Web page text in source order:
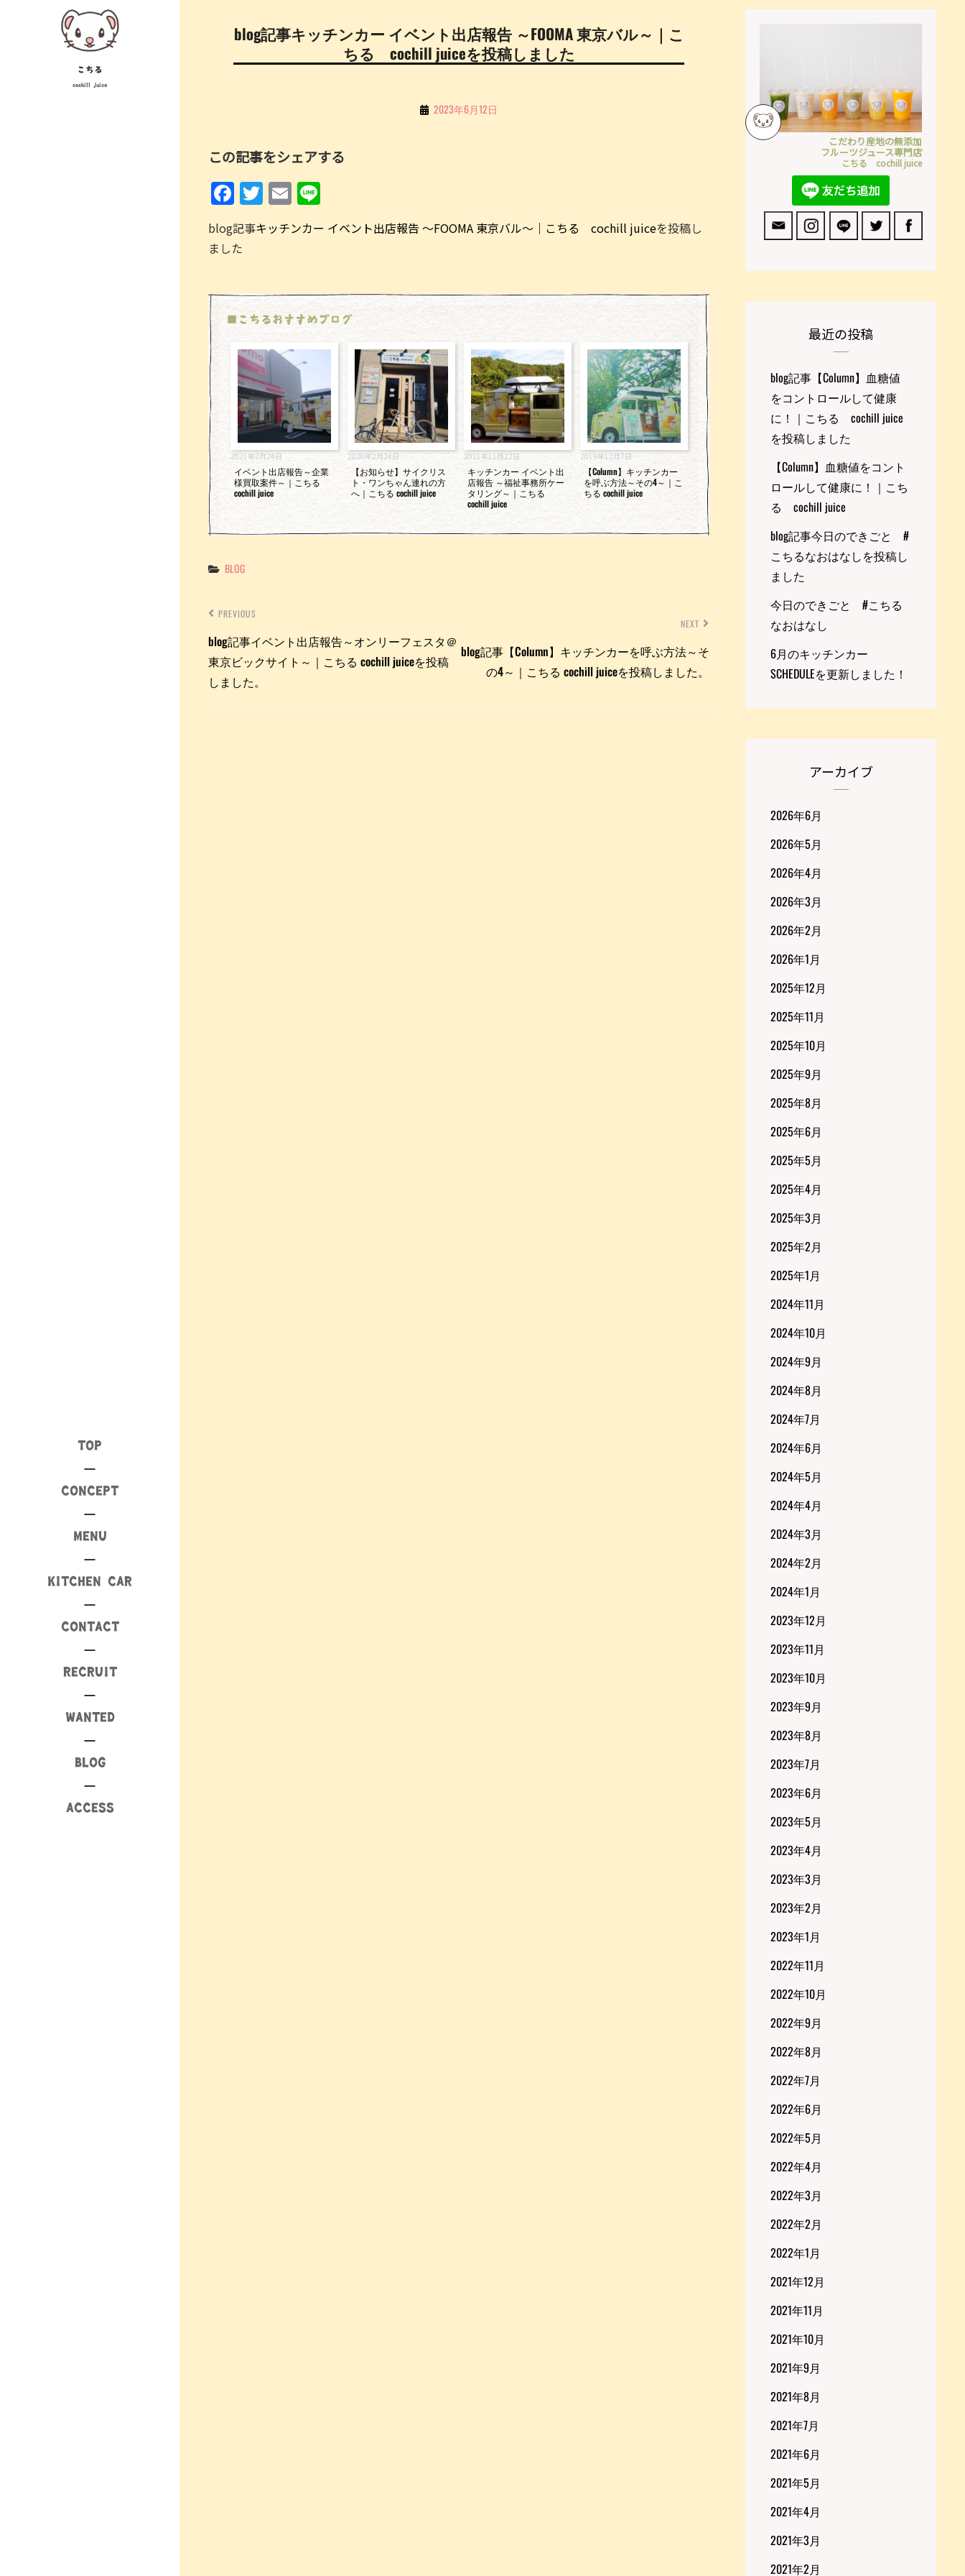
こちる
cochill juice
TOP
CONCEPT
MENU
KITCHEN CAR
CONTACT
RECRUIT
WANTED
BLOG
ACCESS
blog記事キッチンカー イベント出店報告 ～FOOMA 東京バル～｜こ
ちる cochill juiceを投稿しました
By 2023年6月12日
この記事をシェアする
F
a
c
e
b
o
o
k
T
w
itt
E
m
ai e
blog記事キッチンカー イベント出店報告 ～FOOMA 東京バル～｜こちる cochill juiceを投稿し
ました
■こちるおすすめブログ
2021年2月24日
イベント出店報告～企業
様買取案件～｜こちる
cochill juice
2020年2月24日
【お知らせ】サイクリス
ト・ワンちゃん連れの方
へ｜こちる cochill juice
2021年11月22日
キッチンカー イベント出
店報告 ～福祉事務所ケー
タリング～｜こちる
cochill juice
2019年12月7日
【Column】キッチンカー
を呼ぶ方法～その4～｜こ
ちる cochill juice
Categories
BLOG
ー
シ
ョ
ン
PREVIOUS
blog記事イベント出店報告～オンリーフェスタ＠
東京ビックサイト～｜こちる cochill juiceを投稿
しました。
NEXT
blog記事【Column】キッチンカーを呼ぶ方法～そ
の4～｜こちる cochill juiceを投稿しました。
こだわり産地の無添加
フルーツジュース専門店
こちる cochill juice
最近の投稿
blog記事【Column】血糖値
をコントロールして健康
に！｜こちる cochill juice
を投稿しました
【Column】血糖値をコント
ロールして健康に！｜こち
る cochill juice
blog記事今日のできごと #
こちるなおはなしを投稿し
ました
今日のできごと #こちる
なおはなし
6月のキッチンカー
SCHEDULEを更新しました！
アーカイブ
2026年6月
2026年5月
2026年4月
2026年3月
2026年2月
2026年1月
2025年12月
2025年11月
2025年10月
2025年9月
2025年8月
2025年6月
2025年5月
2025年4月
2025年3月
2025年2月
2025年1月
2024年11月
2024年10月
2024年9月
2024年8月
2024年7月
2024年6月
2024年5月
2024年4月
2024年3月
2024年2月
2024年1月
2023年12月
2023年11月
2023年10月
2023年9月
2023年8月
2023年7月
2023年6月
2023年5月
2023年4月
2023年3月
2023年2月
2023年1月
2022年11月
2022年10月
2022年9月
2022年8月
2022年7月
2022年6月
2022年5月
2022年4月
2022年3月
2022年2月
2022年1月
2021年12月
2021年11月
2021年10月
2021年9月
2021年8月
2021年7月
2021年6月
2021年5月
2021年4月
2021年3月
2021年2月